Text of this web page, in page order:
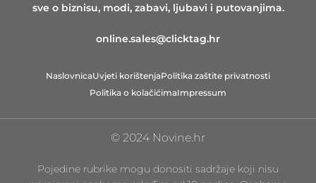
sve o biznisu, modi, zabavi, ljubavi i putovanjima.
online.sales@clicktag.hr
NaslovnicaUvjeti korištenjaPolitika zaštite privatnosti
Politika o kolačićimaImpressum
© 2024 Novine.hr
Pojedine rubrike mogu donositi sadržaje koji nisu